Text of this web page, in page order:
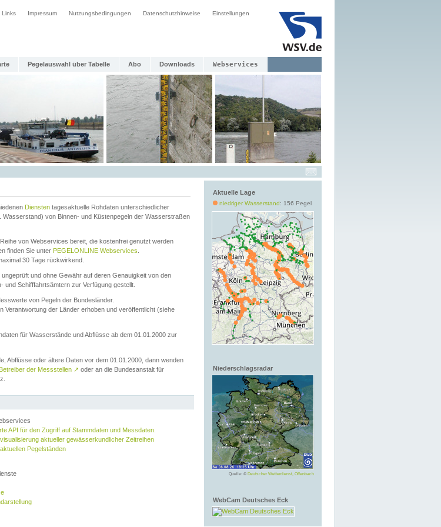
Links Impressum Nutzungsbedingungen Datenschutzhinweise Einstellungen
Pegelauswahl über Tabelle Abo Downloads Webservices
Aktuelle Lage
niedriger Wasserstand: 156 Pegel
Niederschlagsradar
Quelle: © Deutscher Wetterdienst, Offenbach
WebCam Deutsches Eck
Diensten tagesaktuelle Rohdaten unterschiedlicher
von Binnen- und Küstenpegeln der Wasserstraßen
von Webservices bereit, die kostenfrei genutzt werden
finden Sie unter PEGELONLINE Webservices
30 Tage rückwirkend.
ungeprüft und ohne Gewähr auf deren Genauigkeit von den
Schifffahrtsämtern zur Verfügung gestellt.
von Pegeln der Bundesländer.
Verantwortung der Länder erhoben und veröffentlicht (siehe
für Wasserstände und Abflüsse ab dem 01.01.2000 zur
Abflüsse oder ältere Daten vor dem 01.01.2000, dann wenden
Betreiber der Messstellen ↗ oder an die Bundesanstalt für
API für den Zugriff auf Stammdaten und Messdaten.
aktueller gewässerkundlicher Zeitreihen
Pegelständen